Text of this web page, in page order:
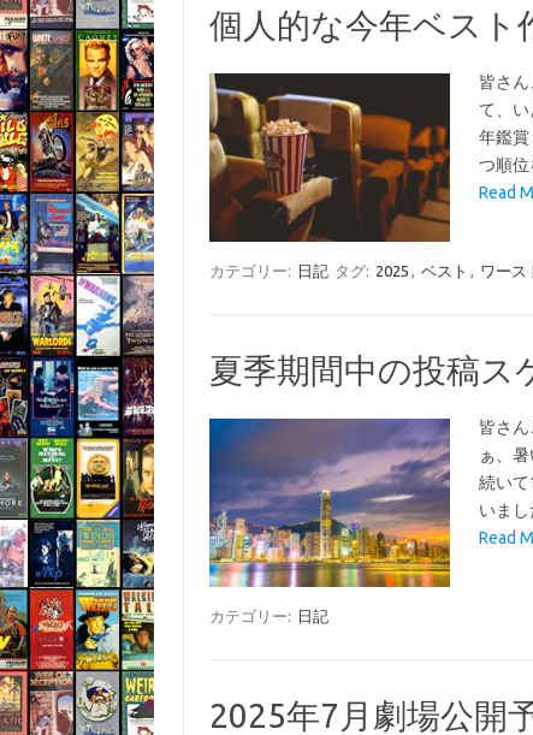
個人的な今年ベスト
皆さ
て、
年鑑
つ順
Read
カテゴリー: 日記 タグ: 2025 , ベスト , ワース
夏季期間中の投稿ス
皆さ
ぁ、
続い
いま
Read
カテゴリー: 日記
2025年7月劇場公開